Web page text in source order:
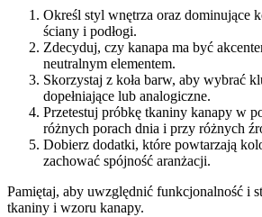
Określ styl wnętrza oraz dominujące
ściany i podłogi.
Zdecyduj, czy kanapa ma być
neutralnym elementem.
Skorzystaj z koła barw, aby wybrać
dopełniające lub analogiczne.
Przetestuj próbkę tkaniny kanapy w
różnych porach dnia i przy różnych
Dobierz dodatki, które powtarzają
zachować spójność aranżacji.
Pamiętaj, aby uwzględnić funkcjonalność i
tkaniny i wzoru kanapy.